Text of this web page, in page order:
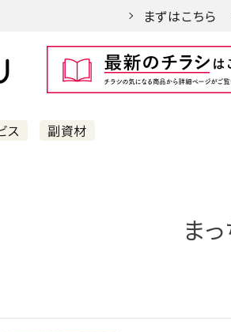
まずはこちら
ス 副資材
ま